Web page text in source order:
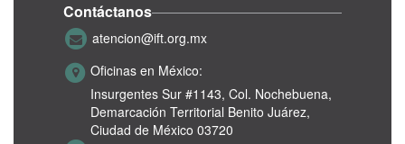
Contáctanos
atencion@ift.org.mx
Oficinas en México:
Insurgentes Sur #1143, Col. Nochebuena,
Demarcación Territorial Benito Juárez,
Ciudad de México 03720